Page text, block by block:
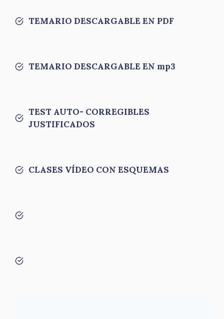
TEMARIO DESCARGABLE EN PDF
TEMARIO DESCARGABLE EN mp3
TEST AUTO- CORREGIBLES
JUSTIFICADOS
CLASES VÍDEO CON ESQUEMAS